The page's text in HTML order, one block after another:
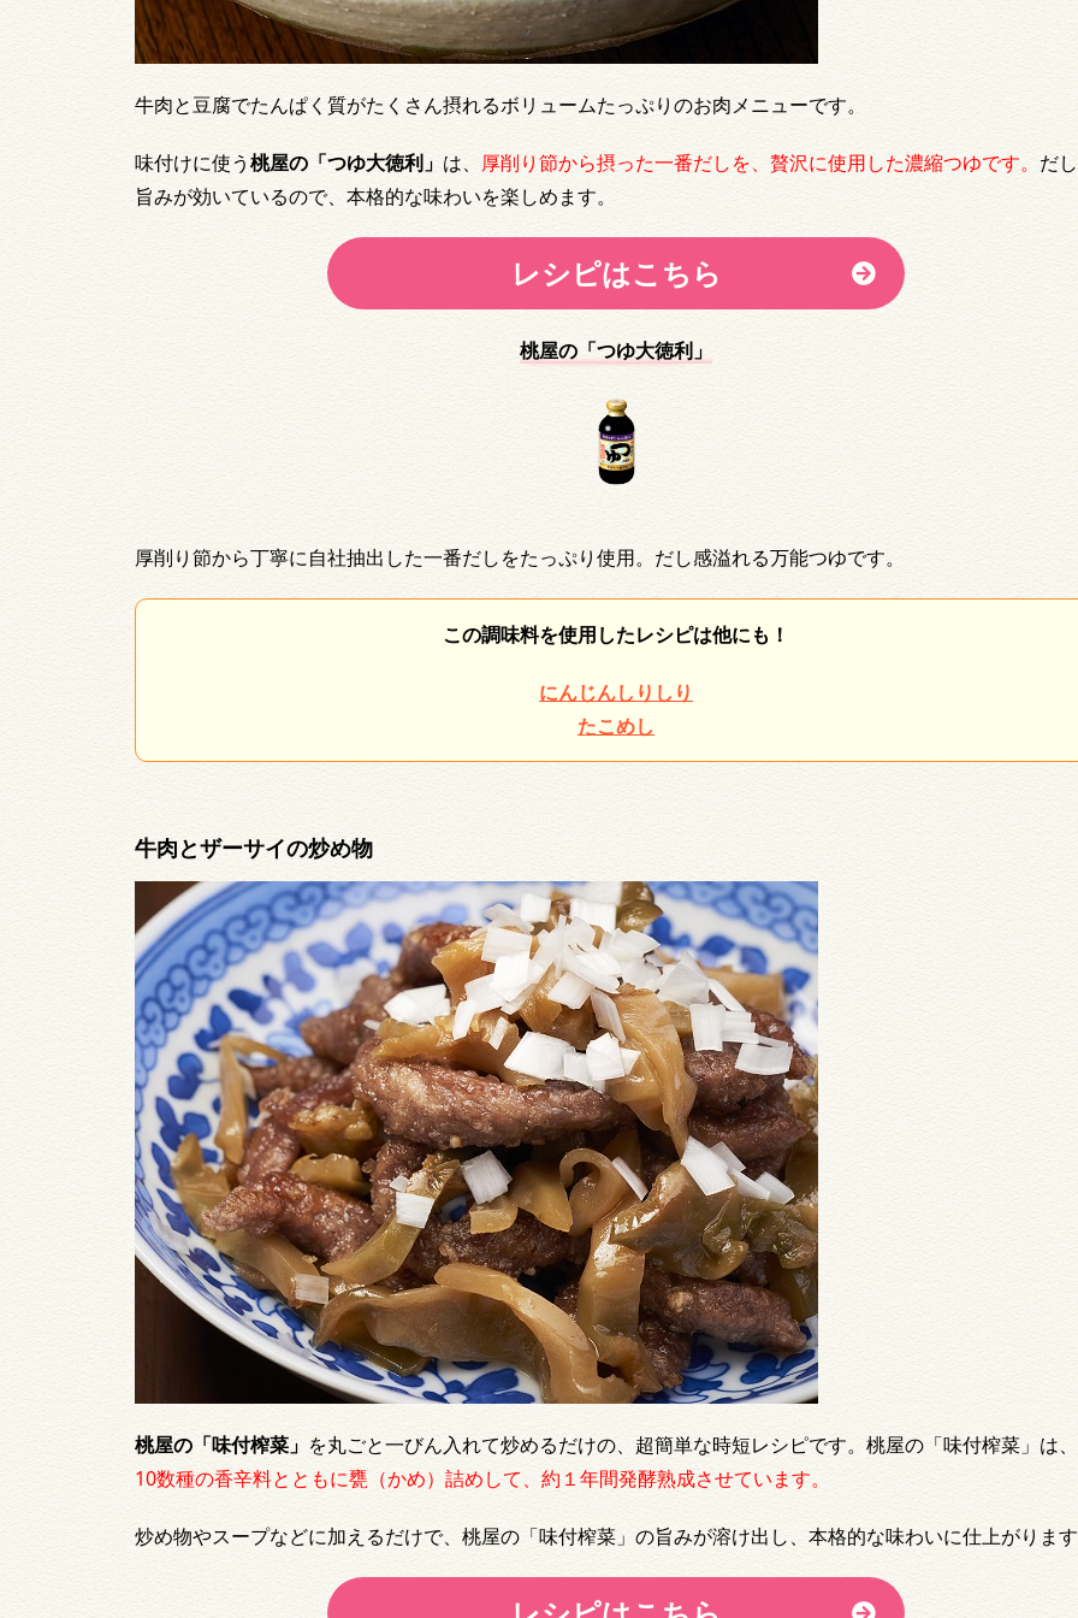
牛肉と豆腐でたんぱく質がたくさん摂れるボリュームたっぷりのお肉メニューです。
味付けに使う桃屋の「つゆ大徳利」 は、 厚削り節から摂った一番だしを、贅沢に使用した濃縮つゆです。 だ
旨みが効いているので、本格的な味わいを楽しめます。
レシピはこちら
桃屋の「つゆ大徳利 」
厚削り節から丁寧に自社抽出した一番だしをたっぷり使用。だし感溢れる万能つゆです。
この調味料を使用したレシピは他にも！
にんじんしりしり
たこめし
牛肉とザーサイの炒め物
桃屋の「味付榨菜」 を丸ごと一びん入れて炒めるだけの、超簡単な時短レシピです。桃屋の「味付榨菜」は、
10数種の香辛料とともに甕（かめ）詰めして、約１年間発酵熟成させています。
炒め物やスープなどに加えるだけで、桃屋の「味付榨菜」の旨みが溶け出し、本格的な味わいに仕上がりま